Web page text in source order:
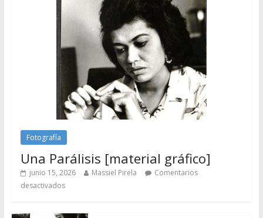
Fotografía
Una Parálisis [material gráfico]
junio 15, 2026 Massiel Pirela
Comentarios
desactivados